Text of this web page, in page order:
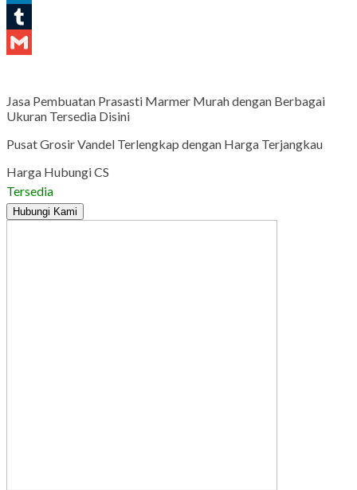
LinkedIn
Tumblr
Jasa Pembuatan Prasasti Marmer Murah dengan Berbagai
Ukuran Tersedia Disini
Pusat Grosir Vandel Terlengkap dengan Harga Terjangkau
Harga Hubungi CS
Tersedia
Hubungi Kami